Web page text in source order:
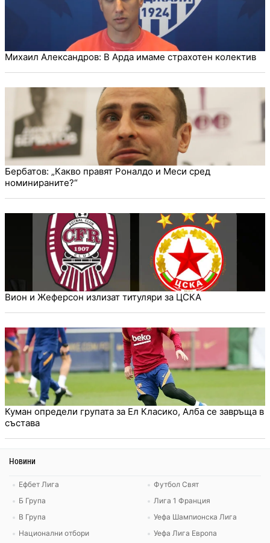
Михаил Александров: В Арда имаме страхотен колектив
Бербатов: „Какво правят Роналдо и Меси сред
номинираните?“
Вион и Жеферсон излизат титуляри за ЦСКА
Куман определи групата за Ел Класико, Алба се завръща в
състава
Новини
Ефбет Лига
Б Група
В Група
Национални отбори
Футбол Свят
Лига 1 Франция
Уефа Шампионска Лига
Уефа Лига Европа